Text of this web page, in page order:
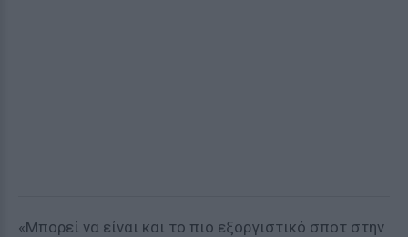
«Μπορεί να είναι και το πιο εξοργιστικό σποτ στην